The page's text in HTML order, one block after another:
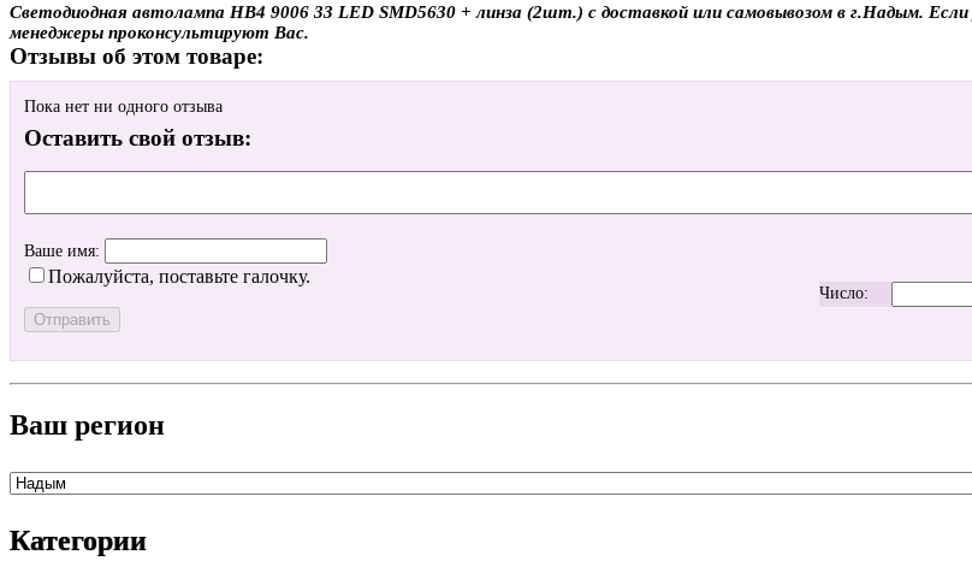
Светодиодная автолампа HB4 9006 33 LED SMD5630 + линза (2шт.) с доставкой или самовывозом в г.Надым.
менеджеры проконсультируют Вас.
Отзывы об этом товаре:
Пока нет ни одного отзыва
Оставить свой отзыв:
Ваше имя:
Пожалуйста, поставьте галочку.
Число:
Ваш регион
Категории